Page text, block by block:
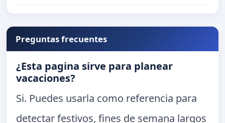
Preguntas frecuentes
¿Esta pagina sirve para planear
vacaciones?
Si. Puedes usarla como referencia para
detectar festivos, fines de semana largos